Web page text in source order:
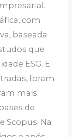
com
baseada
que
ESG. E
foram
mais
de
Scopus. Na